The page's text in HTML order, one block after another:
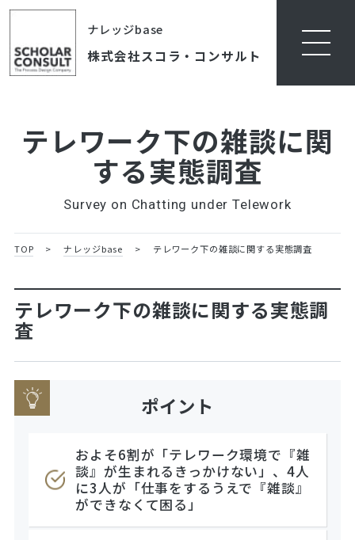
ナレッジbase
株式会社スコラ・コンサルト
テレワーク下の雑談に関
する実態調査
Survey on Chatting under Telework
TOP > ナレッジbase > テレワーク下の雑談に関する実態調査
テレワーク下の雑談に関する実態調
査
ポイント
およそ6割が「テレワーク環境で『雑
談』が生まれるきっかけない」、4人
に3人が「仕事をするうえで『雑談』
ができなくて困る」